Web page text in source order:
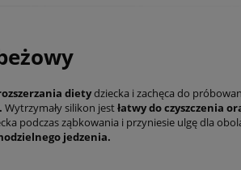
dietydziecka i zachęca do
Wytrzymały silikon jestłatwy do czyszczenia
podczas ząbkowania i przyniesie ulgę dla
jedzenia.